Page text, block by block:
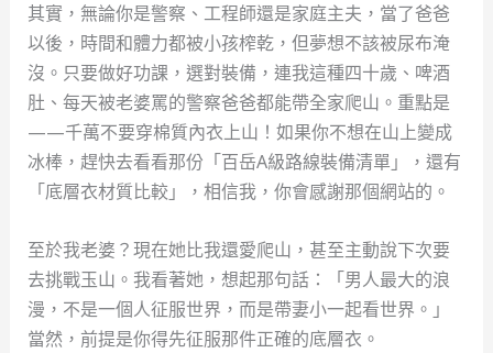
其實，無論你是警察、工程師還是家庭主夫，當了爸爸
以後，時間和體力都被小孩榨乾，但夢想不該被尿布淹
沒。只要做好功課，選對裝備，連我這種四十歲、啤酒
肚、每天被老婆罵的警察爸爸都能帶全家爬山。重點是
——千萬不要穿棉質內衣上山！如果你不想在山上變成
冰棒，趕快去看看那份「百岳A級路線裝備清單」，還有
「底層衣材質比較」，相信我，你會感謝那個網站的。
至於我老婆？現在她比我還愛爬山，甚至主動說下次要
去挑戰玉山。我看著她，想起那句話：「男人最大的浪
漫，不是一個人征服世界，而是帶妻小一起看世界。」
當然，前提是你得先征服那件正確的底層衣。